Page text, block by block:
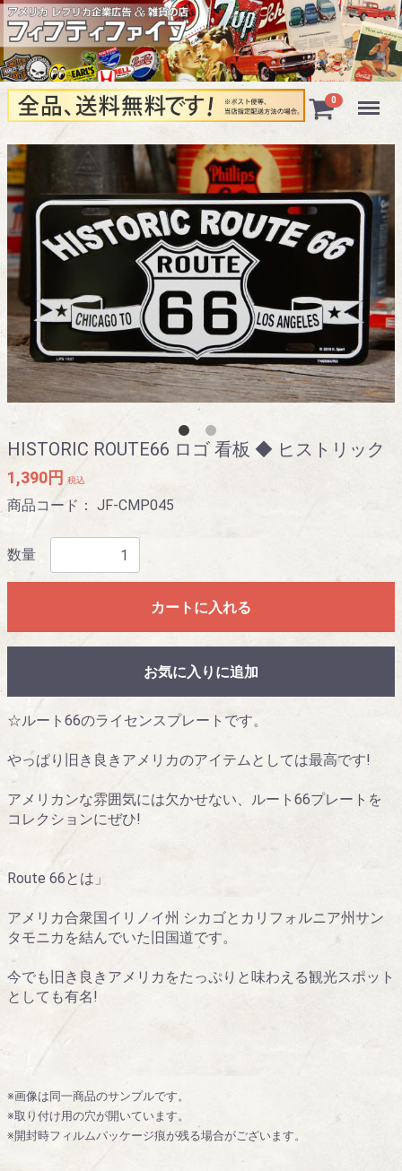
0 Menu
HISTORIC ROUTE66 ロゴ 看板 ◆ ヒストリック
1,390円 税込
商品コード： JF-CMP045
数量
カートに入れる
お気に入りに追加
☆ルート66のライセンスプレートです。
やっぱり旧き良きアメリカのアイテムとしては最高です!
アメリカンな雰囲気には欠かせない、ルート66プレートを
コレクションにぜひ!
Route 66とは」
アメリカ合衆国イリノイ州 シカゴとカリフォルニア州サン
タモニカを結んでいた旧国道です。
今でも旧き良きアメリカをたっぷりと味わえる観光スポット
としても有名!
※画像は同一商品のサンプルです。
※取り付け用の穴が開いています。
※開封時フィルムパッケージ痕が残る場合がございます。